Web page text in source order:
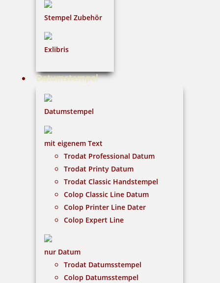
Stempel Zubehör
Exlibris
Datumstempel
Datumstempel
mit eigenem Text
Trodat Professional Datum
Trodat Printy Datum
Trodat Classic Handstempel
Colop Classic Line Datum
Colop Printer Line Dater
Colop Expert Line
nur Datum
Trodat Datumsstempel
Colop Datumsstempel
Heri Diagonal 3000 Stempelkugelschreiber 34x8 mm Silber
Jetzt gestalten
Silber
45,10 €